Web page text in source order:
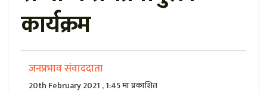
कार्यक्रम
जनप्रभाव संवाददाता
20th February 2021 , 1:45 मा प्रकाशित